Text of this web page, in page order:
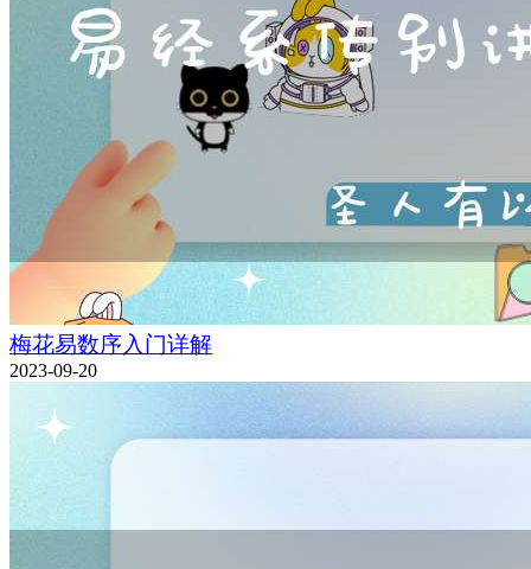
梅花易数序入门详解
2023-09-20